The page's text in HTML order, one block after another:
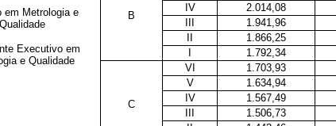
em Metrologia e
Qualidade
Executivo em
e Qualidade
B
IV
2.014,08
1.941,96
1.866,25
1.792,34
C
VI 1.703,93
V
1.634,94
IV
1.567,49
1.506,73